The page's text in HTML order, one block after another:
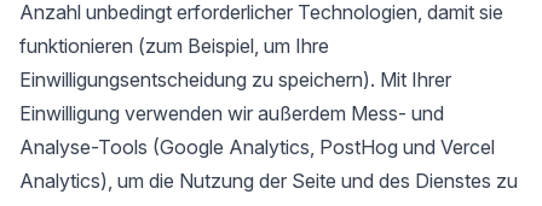
Anzahl unbedingt erforderlicher Technologien, damit sie
funktionieren (zum Beispiel, um Ihre
Einwilligungsentscheidung zu speichern). Mit Ihrer
Einwilligung verwenden wir außerdem Mess- und
Analyse-Tools (Google Analytics, PostHog und Vercel
Analytics), um die Nutzung der Seite und des Dienstes zu